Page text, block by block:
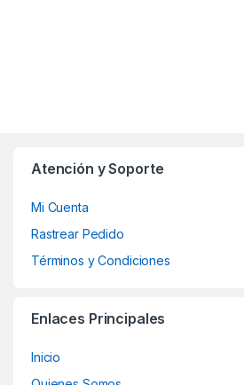
Atención y Soporte
Mi Cuenta
Rastrear Pedido
Términos y Condiciones
Enlaces Principales
Inicio